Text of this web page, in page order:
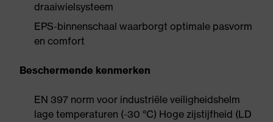
draaiwielsysteem
EPS-binnenschaal waarborgt optimale pasvorm
en comfort
Beschermende kenmerken
EN 397 norm voor industriële veiligheidshelm
lage temperaturen (-30 °C) Hoge zijstijfheid (LD